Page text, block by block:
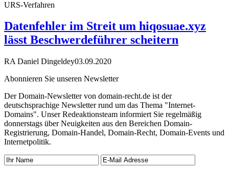
URS-Verfahren
Datenfehler im Streit um hiqosuae.xyz
lässt Beschwerdeführer scheitern
RA Daniel Dingeldey03.09.2020
Abonnieren Sie unseren Newsletter
Der Domain-Newsletter von domain-recht.de ist der
deutschsprachige Newsletter rund um das Thema "Internet-
Domains". Unser Redeaktionsteam informiert Sie regelmäßig
donnerstags über Neuigkeiten aus den Bereichen Domain-
Registrierung, Domain-Handel, Domain-Recht, Domain-Events und
Internetpolitik.